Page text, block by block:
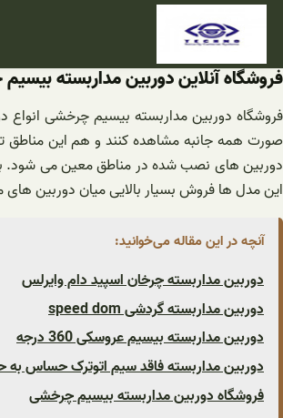
رفتن
فروشگاه آنلاین دوربین مداربسته
فروشگاه دوربین مداربسته بیسیم چرخشی انواع
صورت همه جانبه مشاهده کنند و هم این مناطق
دوربین های نصب شده در مناطق معین می شود.
این مدل ها فروش بسیار بالایی میان دوربین
آنچه در این مقاله می‌خوانید:
دوربین مداربسته چرخان اسپید دام وایرلس
دوربین مداربسته گردشی speed dom
دوربین مداربسته بیسیم عروسکی 360 درجه
دوربین مداربسته فاقد سیم اتوترک حساس به
فروشگاه دوربین مداربسته بیسیم چرخشی